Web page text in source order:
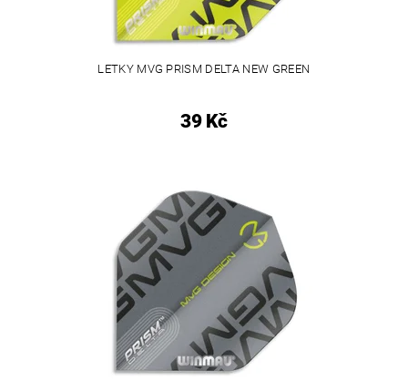
LETKY MVG PRISM DELTA NEW GREEN
39 Kč